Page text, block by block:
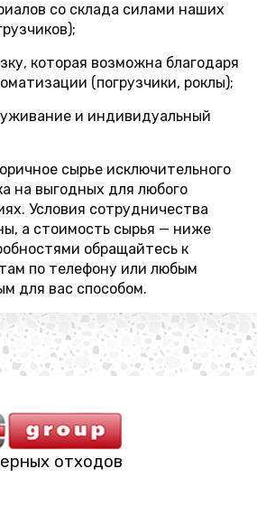
со склада силами наших
которая возможна благодаря
(погрузчики, роклы);
и индивидуальный
сырье исключительного
на выгодных для любого
Условия сотрудничества
а стоимость сырья — ниже
обращайтесь к
по телефону или любым
для вас способом.
отходов